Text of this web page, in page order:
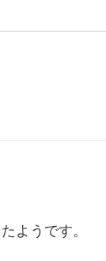
ようです。